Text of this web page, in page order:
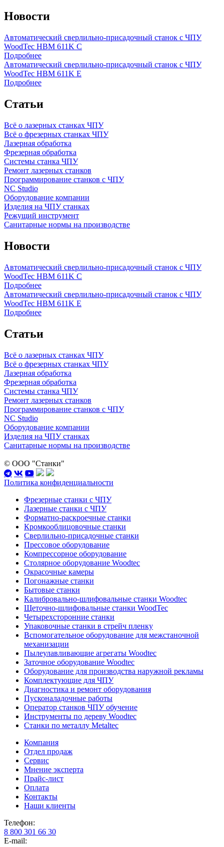
Новости
Автоматический сверлильно-присадочный станок с ЧПУ
WoodTec HBM 611K C
Подробнее
Автоматический сверлильно-присадочный станок с ЧПУ
WoodTec HBM 611K E
Подробнее
Статьи
Всё о лазерных станках ЧПУ
Всё о фрезерных станках ЧПУ
Лазерная обработка
Фрезерная обработка
Системы станка ЧПУ
Ремонт лазерных станков
Программирование станков с ЧПУ
NC Studio
Оборудование компании
Изделия на ЧПУ станках
Режущий инструмент
Санитарные нормы на производстве
Новости
Автоматический сверлильно-присадочный станок с ЧПУ
WoodTec HBM 611K C
Подробнее
Автоматический сверлильно-присадочный станок с ЧПУ
WoodTec HBM 611K E
Подробнее
Статьи
Всё о лазерных станках ЧПУ
Всё о фрезерных станках ЧПУ
Лазерная обработка
Фрезерная обработка
Системы станка ЧПУ
Ремонт лазерных станков
Программирование станков с ЧПУ
NC Studio
Оборудование компании
Изделия на ЧПУ станках
Санитарные нормы на производстве
© ООО "Станки"
Политика конфиденциальности
Фрезерные станки с ЧПУ
Лазерные станки с ЧПУ
Форматно-раскроечные станки
Кромкооблицовочные станки
Сверлильно-присадочные станки
Прессовое оборудование
Компрессорное оборудование
Столярное оборудование Woodtec
Окрасочные камеры
Погонажные станки
Бытовые станки
Калибровально-шлифовальные станки Woodtec
Щеточно-шлифовальные станки WoodTec
Четырехсторонние станки
Упаковочные станки в стрейч пленку
Вспомогательное оборудование для межстаночной
механизации
Пылеулавливающие агрегаты Woodtec
Заточное оборудование Woodtec
Оборудование для производства наружной рекламы
Комплектующие для ЧПУ
Диагностика и ремонт оборудования
Пусконаладочные работы
Оператор станков ЧПУ обучение
Инструменты по дереву Woodtec
Станки по металлу Metaltec
Компания
Отдел продаж
Сервис
Мнение эксперта
Прайс-лист
Оплата
Контакты
Наши клиенты
Телефон:
8 800 301 66 30
E-mail: